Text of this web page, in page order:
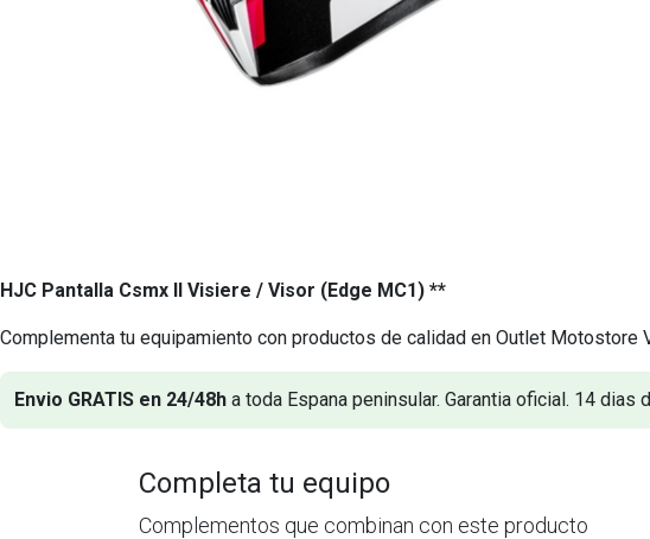
HJC Pantalla Csmx II Visiere / Visor (Edge MC1) **
Complementa tu equipamiento con productos de calidad en Outlet Motostore
Envio GRATIS en 24/48h a toda Espana peninsular. Garantia oficial. 14 dias
Completa tu equipo
Complementos que combinan con este producto